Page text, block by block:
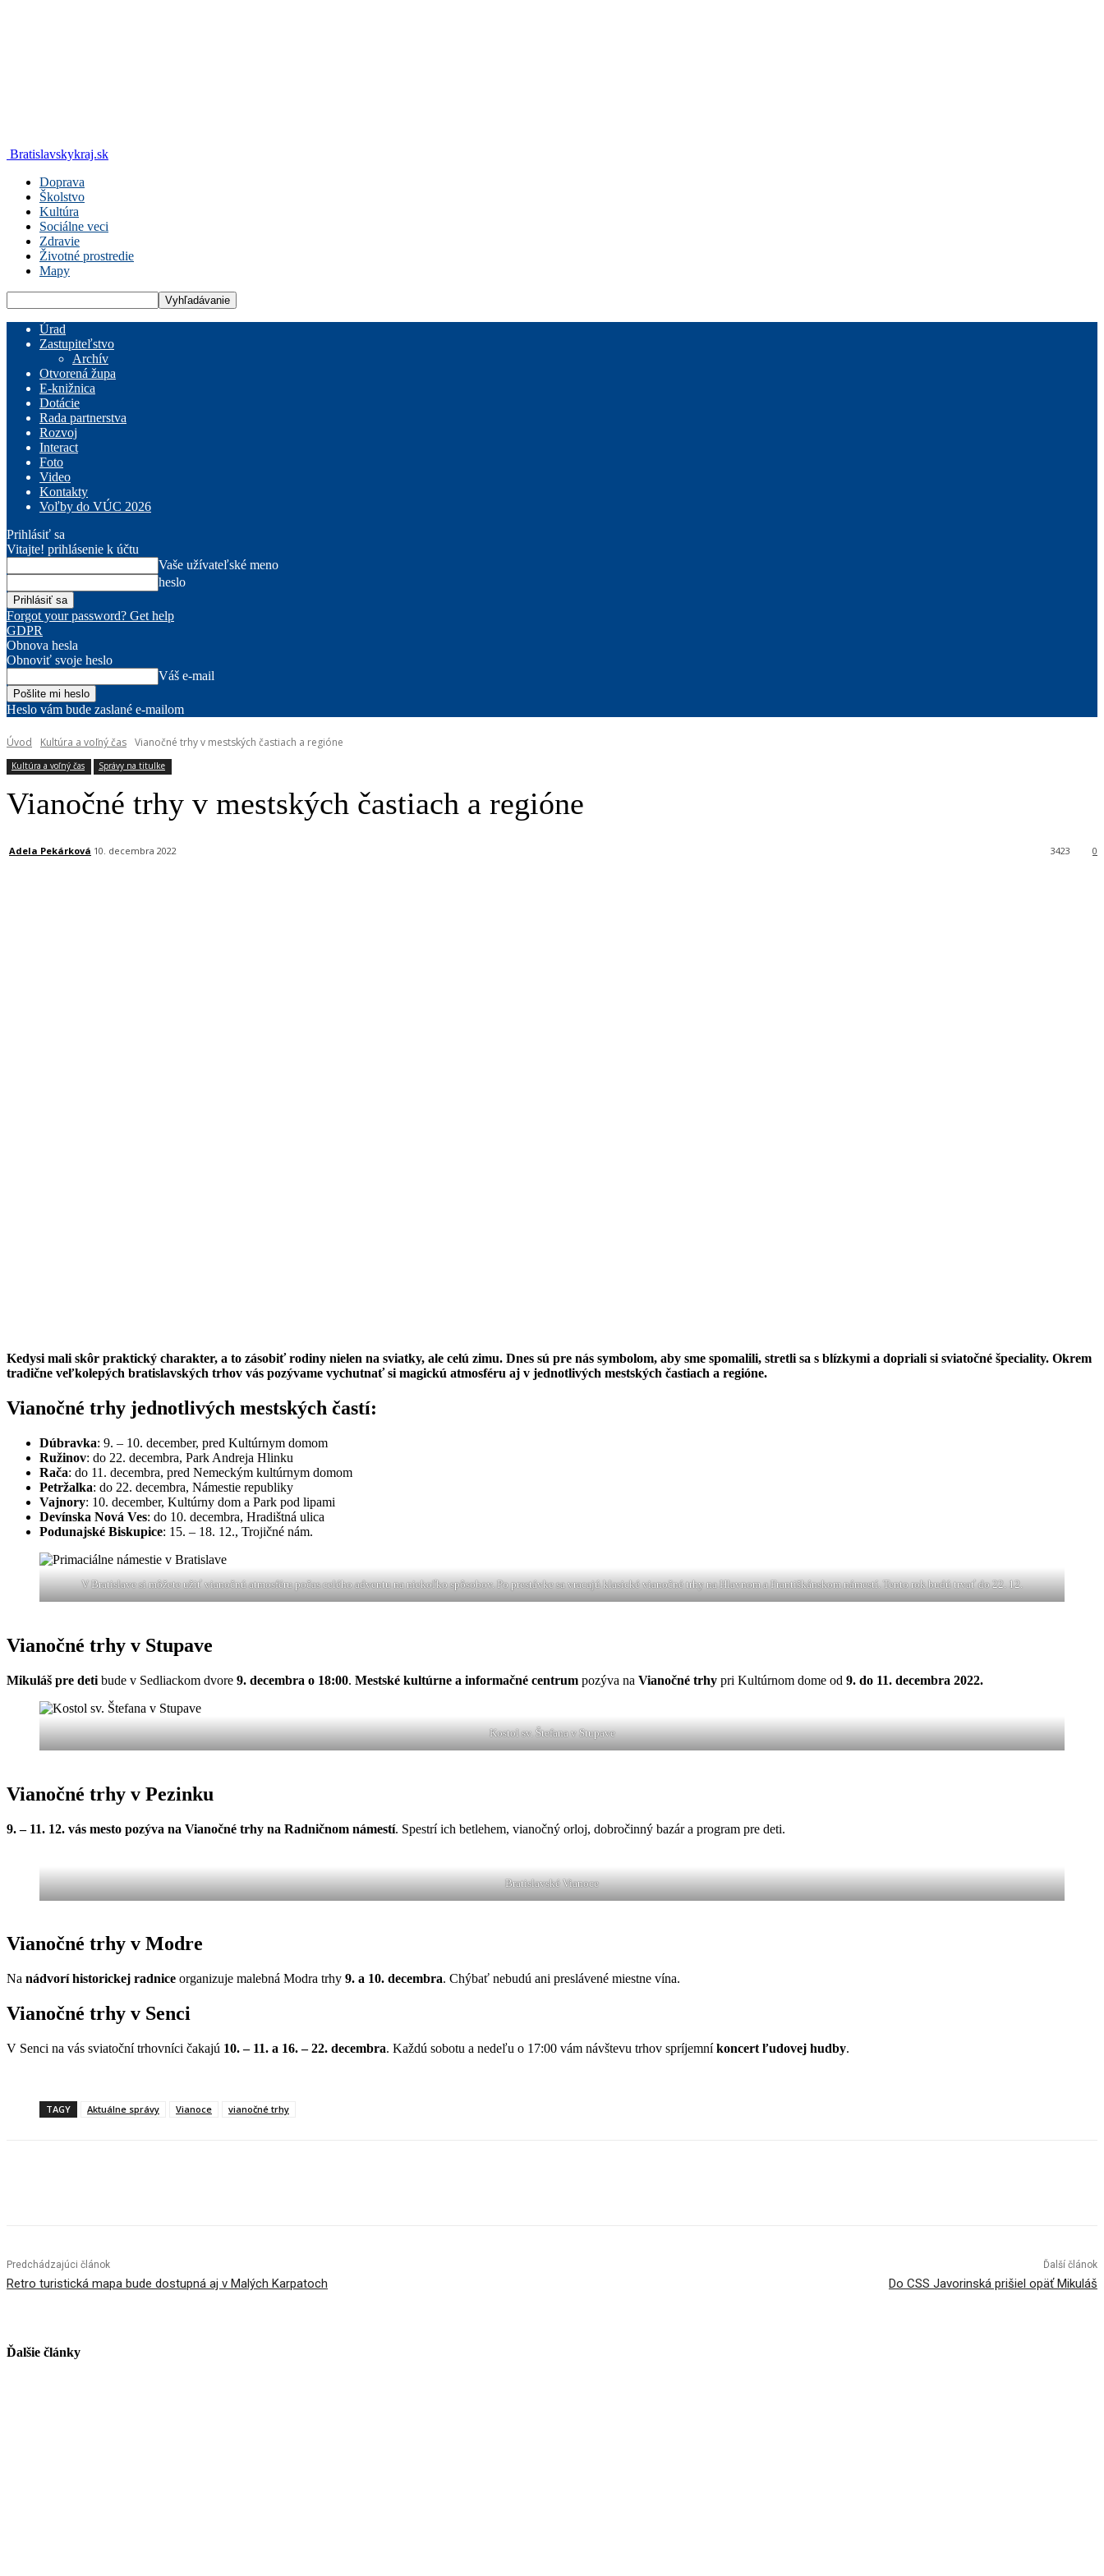
Bratislavskykraj.sk
Doprava
Školstvo
Kultúra
Sociálne veci
Zdravie
Životné prostredie
Mapy
Úrad
Zastupiteľstvo
Archív
Otvorená župa
E-knižnica
Dotácie
Rada partnerstva
Rozvoj
Interact
Foto
Video
Kontakty
Voľby do VÚC 2026
Prihlásiť sa
Vitajte! prihlásenie k účtu
Vaše užívateľské meno
heslo
Forgot your password? Get help
GDPR
Obnova hesla
Obnoviť svoje heslo
Váš e-mail
Heslo vám bude zaslané e-mailom
Úvod Kultúra a voľný čas Vianočné trhy v mestských častiach a regióne
Kultúra a voľný čas Správy na titulke
Vianočné trhy v mestských častiach a regióne
Adela Pekárková 10. decembra 2022 0
3423
Kedysi mali skôr praktický charakter, a to zásobiť rodiny nielen na sviatky, ale celú zimu. Dnes sú pre nás symbolom, aby sme spomalili, stretli sa s blízkymi a dopriali si sviatočné špeciality. Okrem
tradične veľkolepých bratislavských trhov vás pozývame vychutnať si magickú atmosféru aj v jednotlivých mestských častiach a regióne.
Vianočné trhy jednotlivých mestských častí:
Dúbravka: 9. – 10. december, pred Kultúrnym domom
Ružinov: do 22. decembra, Park Andreja Hlinku
Rača: do 11. decembra, pred Nemeckým kultúrnym domom
Petržalka: do 22. decembra, Námestie republiky
Vajnory: 10. december, Kultúrny dom a Park pod lipami
Devínska Nová Ves: do 10. decembra, Hradištná ulica
Podunajské Biskupice: 15. – 18. 12., Trojičné nám.
V Bratislave si môžete užiť vianočnú atmosféru počas celého adventu na niekoľko spôsobov. Po prestávke sa vracajú klasické vianočné trhy na Hlavnom a Františkánskom námestí. Tento rok budú trvať do 22. 12.
Vianočné trhy v Stupave
Mikuláš pre deti bude v Sedliackom dvore 9. decembra o 18:00. Mestské kultúrne a informačné centrum pozýva na Vianočné trhy pri Kultúrnom dome od 9. do 11. decembra 2022.
Kostol sv. Štefana v Stupave
Vianočné trhy v Pezinku
9. – 11. 12. vás mesto pozýva na Vianočné trhy na Radničnom námestí. Spestrí ich betlehem, vianočný orloj, dobročinný bazár a program pre deti.
Bratislavské Vianoce
Vianočné trhy v Modre
Na nádvorí historickej radnice organizuje malebná Modra trhy 9. a 10. decembra. Chýbať nebudú ani preslávené miestne vína.
Vianočné trhy v Senci
V Senci na vás sviatoční trhovníci čakajú 10. – 11. a 16. – 22. decembra. Každú sobotu a nedeľu o 17:00 vám návštevu trhov spríjemníkoncert ľudovej hudby.
TAGY Aktuálne správy Vianoce vianočné trhy
Predchádzajúci článok
Retro turistická mapa bude dostupná aj v Malých Karpatoch
Ďalší článok
Do CSS Javorinská prišiel opäť Mikuláš
Ďalšie články